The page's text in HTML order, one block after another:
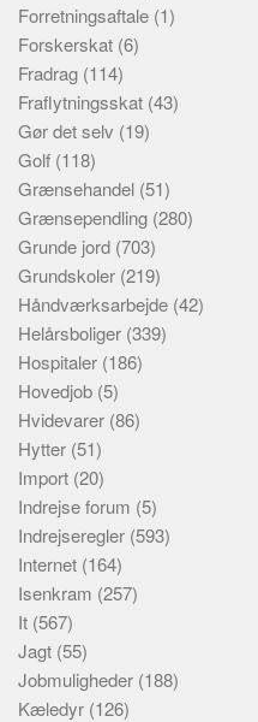
Forretningsaftale (1)
Forskerskat (6)
Fradrag (114)
Fraflytningsskat (43)
Gør det selv (19)
Golf (118)
Grænsehandel (51)
Grænsependling (280)
Grunde jord (703)
Grundskoler (219)
Håndværksarbejde (42)
Helårsboliger (339)
Hospitaler (186)
Hovedjob (5)
Hvidevarer (86)
Hytter (51)
Import (20)
Indrejse forum (5)
Indrejseregler (593)
Internet (164)
Isenkram (257)
It (567)
Jagt (55)
Jobmuligheder (188)
Kæledyr (126)